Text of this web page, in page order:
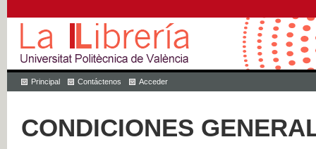
Principal Contáctenos Acceder
CONDICIONES